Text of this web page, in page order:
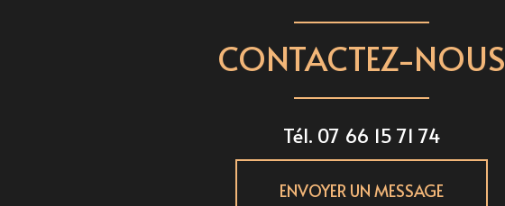
CONTACTEZ-NOUS
Tél. 07 66 15 71 74
ENVOYER UN MESSAGE